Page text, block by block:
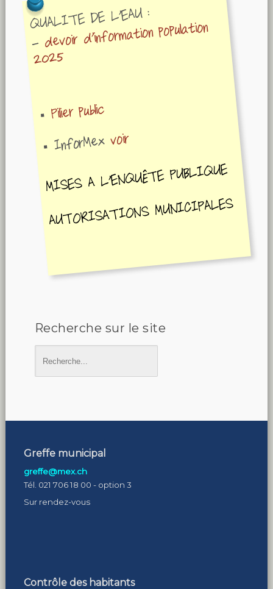
QUALITE DE L'EAU :
-devoir d'information population
2025
Pilier public
InforMexvoir
MISES A L'ENQUÊTE PUBLIQUE
AUTORISATIONS MUNICIPALES
Recherche sur le site
Greffe municipal
greffe@mex.ch
Tél. 021 706 18 00 - option 3
Sur rendez-vous
Contrôle des habitants